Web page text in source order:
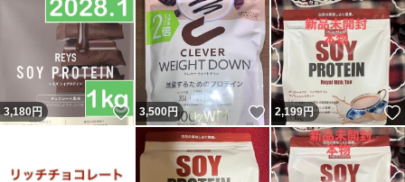
3,180円 いいね！
3,500円 いいね！
2,199円